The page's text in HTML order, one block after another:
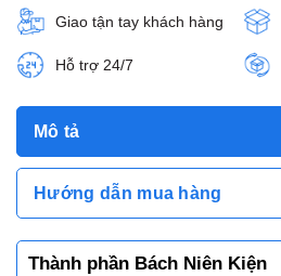
Giao tận tay khách hàng
Hỗ trợ 24/7
Mô tả
Hướng dẫn mua hàng
Thành phần Bách Niên Kiện